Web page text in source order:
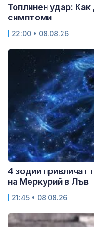
Топлинен удар:
симптоми
22:00 • 08.08.26
4 зодии привличат
на Меркурий в Лъв
21:45 • 08.08.26